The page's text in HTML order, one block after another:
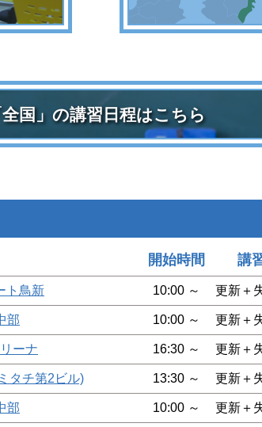
全国」の講習日程はこちら
開始時間 講
ト鳥新 10:00 ～ 更新＋
部 10:00 ～
更新＋
ーナ 16:30 ～ 更新＋
タチ第2ビル) 13:30 ～ 更新＋
部 10:00 ～ 更新＋